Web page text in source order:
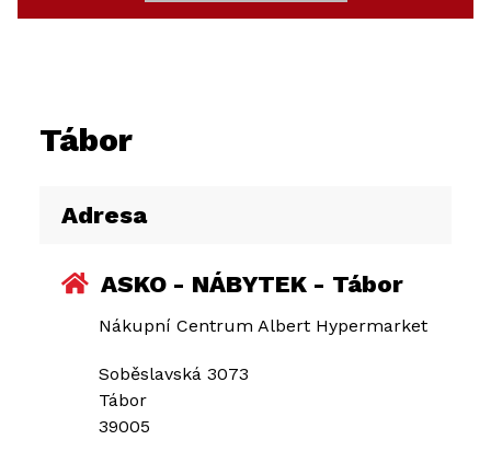
Tábor
Adresa
ASKO - NÁBYTEK - Tábor
Nákupní Centrum Albert Hypermarket
Soběslavská 3073
Tábor
39005